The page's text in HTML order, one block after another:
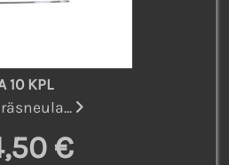
10 KPL
€